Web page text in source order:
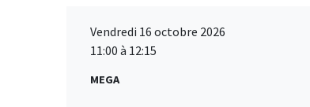
Vendredi 16 octobre 2026
11:00 à 12:15
MEGA